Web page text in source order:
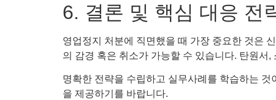
6. 결론 및 핵심 대응 전
영업정지 처분에 직면했을 때 가장 중요한 것은
의 감경 혹은 취소가 가능할 수 있습니다. 탄원서
명확한 전략을 수립하고 실무사례를 학습하는
을 제공하기를 바랍니다.